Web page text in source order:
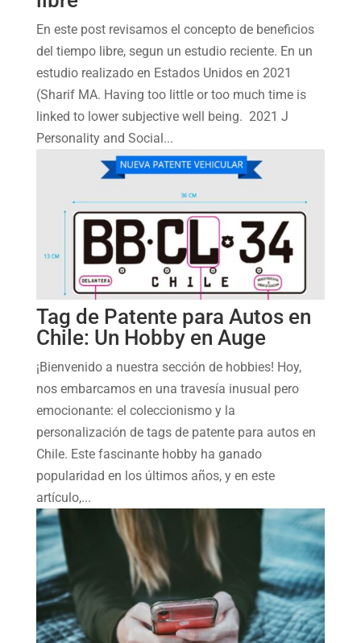
En este post revisamos el concepto de beneficios
del tiempo libre, segun un estudio reciente. En un
estudio realizado en Estados Unidos en 2021
(Sharif MA. Having too little or too much time is
linked to lower subjective well being. 2021 J
Personality and Social...
Tag de Patente para Autos en
Chile: Un Hobby en Auge
¡Bienvenido a nuestra sección de hobbies! Hoy,
nos embarcamos en una travesía inusual pero
emocionante: el coleccionismo y la
personalización de tags de patente para autos en
Chile. Este fascinante hobby ha ganado
popularidad en los últimos años, y en este
artículo,...